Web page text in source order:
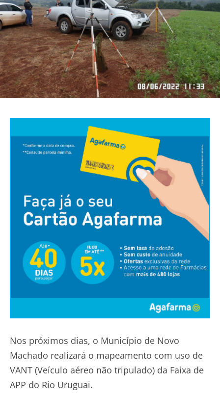
Nos próximos dias, o Município de Novo
Machado realizará o mapeamento com uso de
VANT (Veículo aéreo não tripulado) da Faixa de
APP do Rio Uruguai.